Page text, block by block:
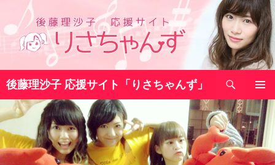
テ
へ
キ
ッ
プ
後藤理沙子 応援サイト「りさちゃんず」
索
メインメ
ニュー